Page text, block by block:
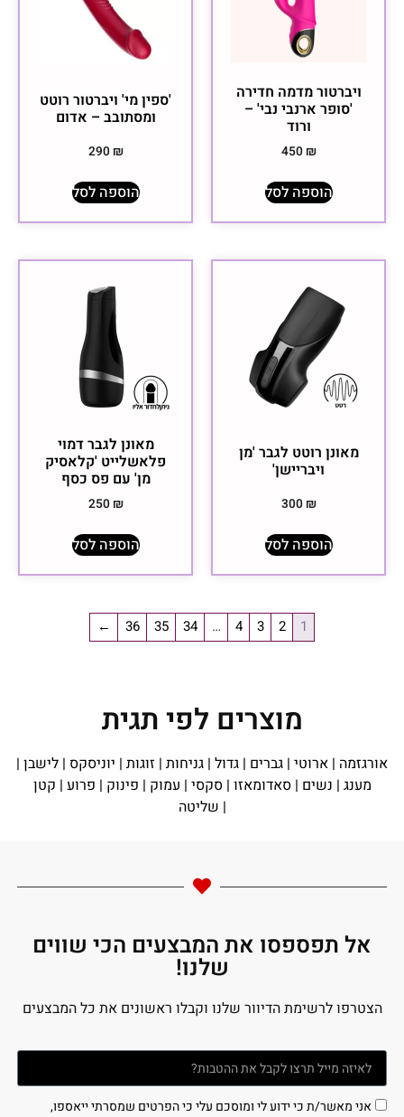
ויברטור מדמה חדירה
'סופר ארנבי נבי' –
ורוד
450 ₪
הוספה לסל
'ספין מי' ויברטור רוטט
ומסתובב – אדום
290 ₪
הוספה לסל
מאונן רוטט לגבר 'מן
ויבריישן'
300 ₪
הוספה לסל
מאונן לגבר דמוי
פלאשלייט 'קלאסיק
מן' עם פס כסף
250 ₪
הוספה לסל
1
2
3
4
…
34
35
36
←
מוצרים לפי תגית
אורגזמה | ארוטי | גברים | גדול | גניחות | זוגות | יוניסקס | לישבן |
מענג | נשים |סאדומאזו |סקסי | עמוק | פינוק | פרוע | קטן
| שליטה
אל תפספסו את המבצעים הכי שווים
שלנו!
הצטרפו לרשימת הדיוור שלנו וקבלו ראשונים את כל המבצעים
אני מאשר/ת כי ידוע לי ומוסכם עלי כי הפרטים שמסרתי ייאספו,